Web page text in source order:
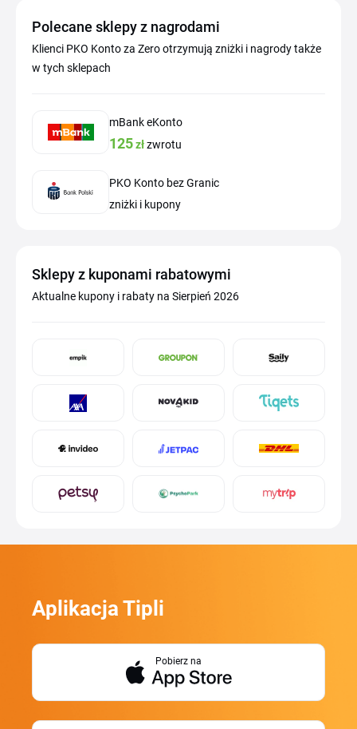
Polecane sklepy z nagrodami
Klienci PKO Konto za Zero otrzymują zniżki i nagrody także
w tych sklepach
mBank eKonto
125złzwrotu
PKO Konto bez Granic
zniżki i kupony
Sklepy z kuponami rabatowymi
Aktualne kupony i rabaty na Sierpień 2026
Aplikacja Tipli
Pobierz na